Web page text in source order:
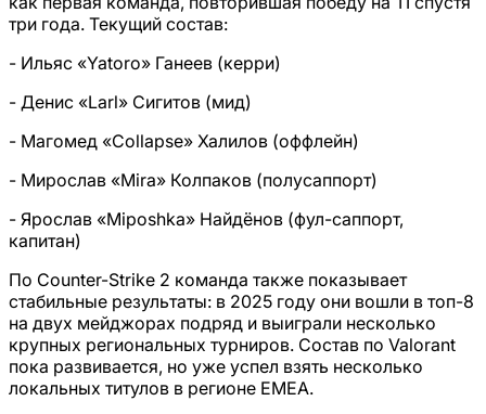
три года. Текущий состав:
- Ильяс «Yatoro» Ганеев (керри)
- Денис «Larl» Сигитов (мид)
- Магомед «Collapse» Халилов (оффлейн)
- Мирослав «Mira» Колпаков (полусаппорт)
- Ярослав «Miposhka» Найдёнов (фул-саппорт,
капитан)
По Counter-Strike 2 команда также показывает
стабильные результаты: в 2025 году они вошли в топ-8
на двух мейджорах подряд и выиграли несколько
крупных региональных турниров. Состав по Valorant
пока развивается, но уже успел взять несколько
локальных титулов в регионе EMEA.